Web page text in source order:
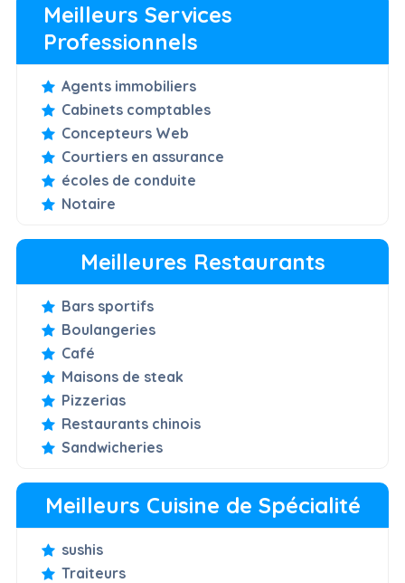
Meilleurs Services
Professionnels
Agents immobiliers
Cabinets comptables
Concepteurs Web
Courtiers en assurance
écoles de conduite
Notaire
Meilleures Restaurants
Bars sportifs
Boulangeries
Café
Maisons de steak
Pizzerias
Restaurants chinois
Sandwicheries
Meilleurs Cuisine de Spécialité
sushis
Traiteurs